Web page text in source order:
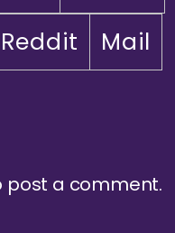
Reddit Mail
post a comment.